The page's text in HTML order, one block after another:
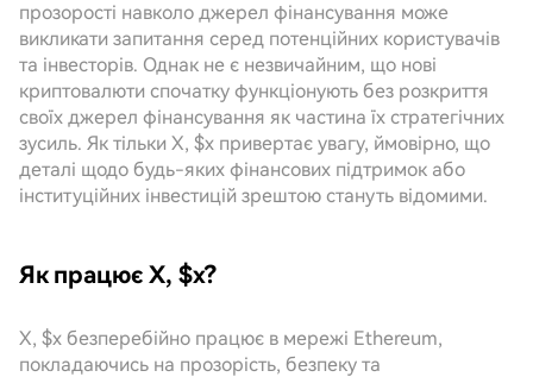
прозорості навколо джерел фінансування може
викликати запитання серед потенційних користувачів
та інвесторів. Однак не є незвичайним, що нові
криптовалюти спочатку функціонують без розкриття
своїх джерел фінансування як частина їх стратегічних
зусиль. Як тільки X, $x привертає увагу, ймовірно, що
деталі щодо будь-яких фінансових підтримок або
інституційних інвестицій зрештою стануть відомими.
Як працює X, $x?
X, $x безперебійно працює в мережі Ethereum,
покладаючись на прозорість, безпеку та